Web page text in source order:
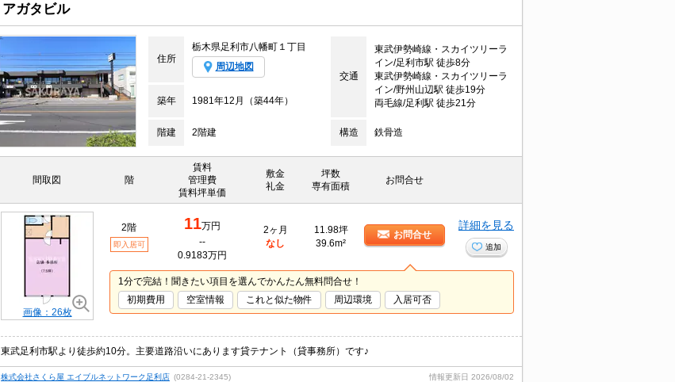
アガタビル
住所
栃木県足利市八幡町１丁目
周辺地図
交通
東武伊勢崎線・スカイツリーラ
イン/足利市駅 徒歩8分
東武伊勢崎線・スカイツリーラ
イン/野州山辺駅 徒歩19分
両毛線/足利駅 徒歩21分
築年 1981年12月（築44年）
階建 2階建 構造 鉄骨造
間取図 階
賃料
管理費
賃料坪単価
敷金
礼金
坪数
専有面積
お問合せ
画像：26枚
2階
即入居可
11万円
--
0.9183万円
2ヶ月
なし
11.98坪
39.6m²
お問合せ
詳細を見る
追加
1分で完結！聞きたい項目を選んでかんたん無料問合せ！
初期費用
空室情報 これと似た物件 周辺環境 入居可否
東武足利市駅より徒歩約10分。主要道路沿いにあります貸テナント（貸事務所）です♪
株式会社さくら屋 エイブルネットワーク足利店 (0284-21-2345) 情報更新日 2026/08/02